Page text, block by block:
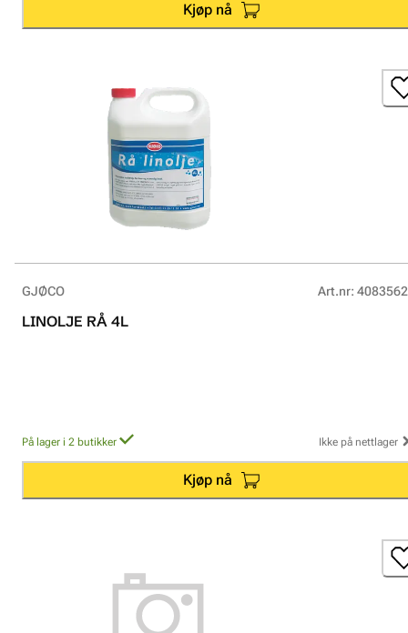
Kjøp nå
GJØCO Art.nr:
LINOLJE RÅ 4L
På lager i 2 butikker Ikke på nettlager
Kjøp nå